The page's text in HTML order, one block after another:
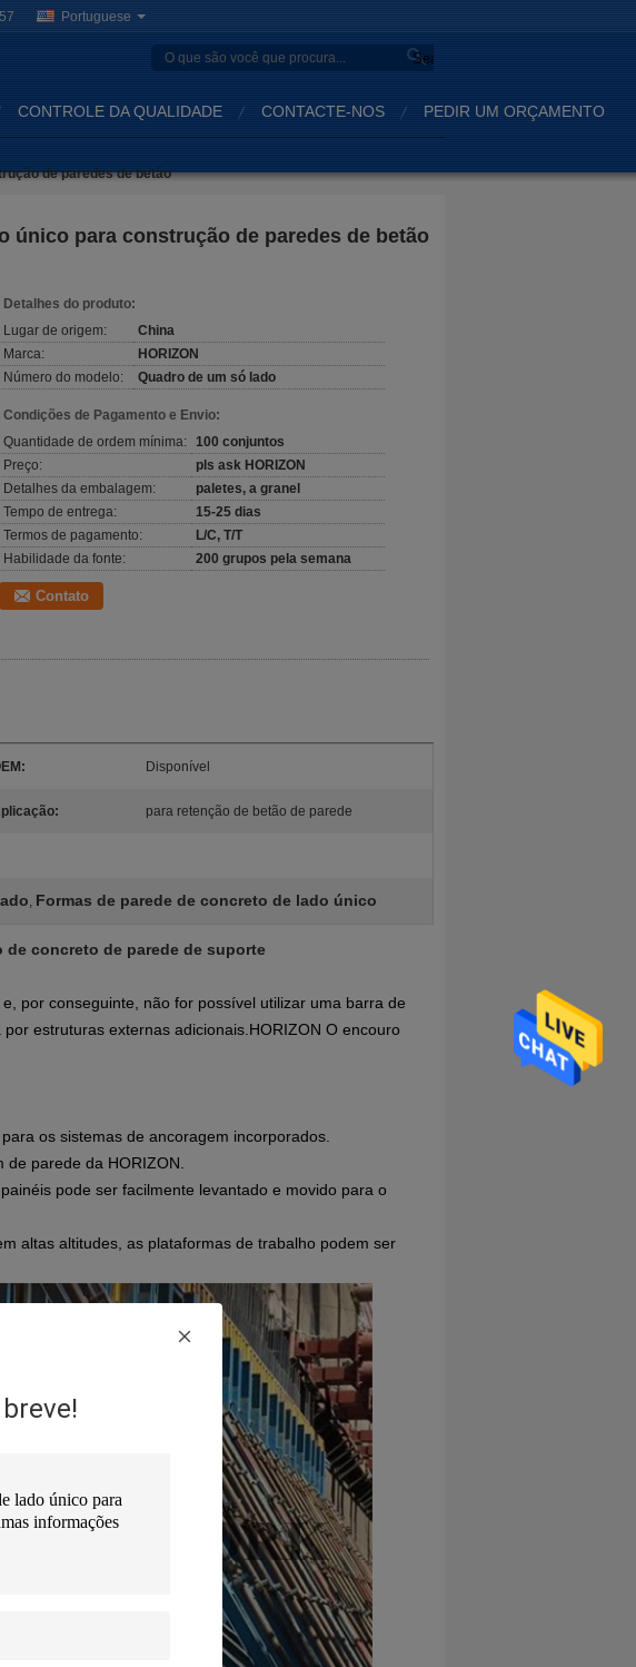
Portuguese
Search
CONTROLE DA QUALIDADE CONTACTE-NOS PEDIR UM ORÇAMENTO
de paredes de betão
único para construção de paredes de betão
Detalhes do produto:
Lugar de origem:
China
Marca:
HORIZON
Número do modelo:
Quadro de um só lado
Condições de Pagamento e Envio:
Quantidade de ordem mínima: 100 conjuntos
Preço:
pls ask HORIZON
Detalhes da embalagem:
paletes, a granel
Tempo de entrega:
15-25 dias
Termos de pagamento:
L/C, T/T
Habilidade da fonte:
200 grupos pela semana
Contato
Disponível
para retenção de betão de parede
, Formas de parede de concreto de lado único
concreto de parede de suporte
por conseguinte, não for possível utilizar uma barra de
estruturas externas adicionais.HORIZON O encouro
os sistemas de ancoragem incorporados.
parede da HORIZON.
pode ser facilmente levantado e movido para o
altas altitudes, as plataformas de trabalho podem ser